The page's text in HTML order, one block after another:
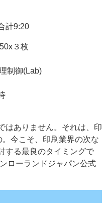
計9:20
３枚
制御(Lab)
はありません。それは、印
。今こそ、印刷業界の次な
する最良のタイミングで
ローランドジャパン公式